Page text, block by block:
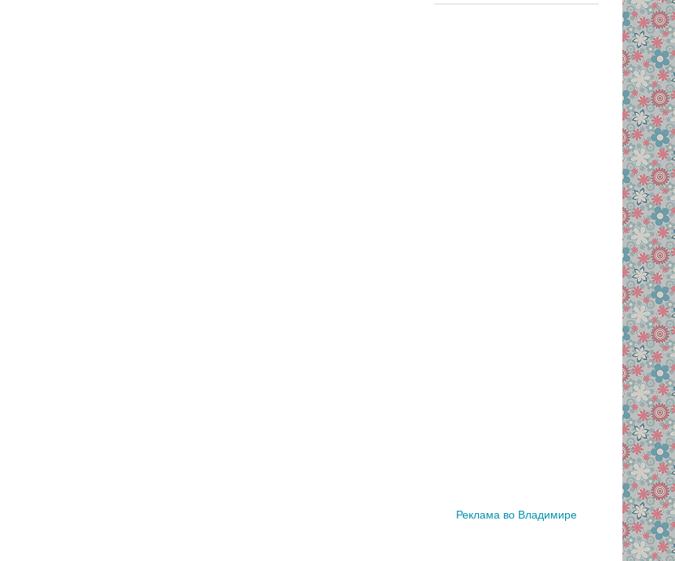
Реклама во Владимире